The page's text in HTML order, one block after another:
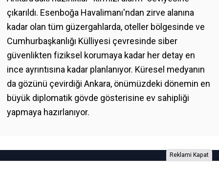
çıkarıldı. Esenboğa Havalimanı'ndan zirve alanına
kadar olan tüm güzergahlarda, oteller bölgesinde ve
Cumhurbaşkanlığı Külliyesi çevresinde siber
güvenlikten fiziksel korumaya kadar her detay en
ince ayrıntısına kadar planlanıyor. Küresel medyanın
da gözünü çevirdiği Ankara, önümüzdeki dönemin en
büyük diplomatik gövde gösterisine ev sahipliği
yapmaya hazırlanıyor.
Reklami Kapat